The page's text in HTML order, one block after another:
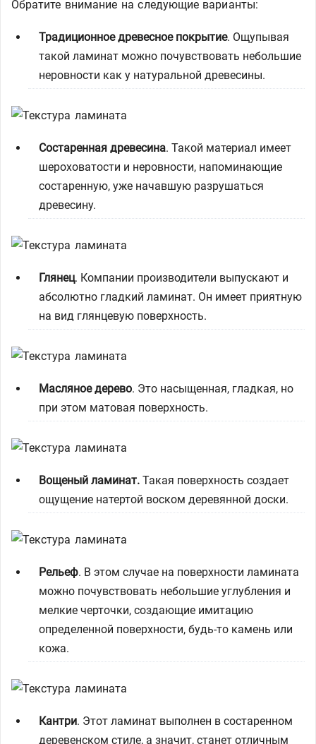
Обратите внимание на следующие варианты:
Традиционное древесное покрытие. Ощупывая
такой ламинат можно почувствовать небольшие
неровности как у натуральной древесины.
Состаренная древесина. Такой материал имеет
шероховатости и неровности, напоминающие
состаренную, уже начавшую разрушаться
древесину.
Глянец. Компании производители выпускают и
абсолютно гладкий ламинат. Он имеет приятную
на вид глянцевую поверхность.
Масляное дерево. Это насыщенная, гладкая, но
при этом матовая поверхность.
Вощеный ламинат. Такая поверхность создает
ощущение натертой воском деревянной доски.
Рельеф. В этом случае на поверхности ламината
можно почувствовать небольшие углубления и
мелкие черточки, создающие имитацию
определенной поверхности, будь-то камень или
кожа.
Кантри. Этот ламинат выполнен в состаренном
деревенском стиле, а значит, станет отличным